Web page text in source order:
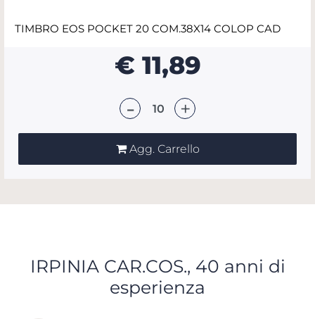
TIMBRO EOS POCKET 20 COM.38X14 COLOP CAD
€ 11,89
Agg. Carrello
IRPINIA CAR.COS., 40 anni di
esperienza
Scopri tutti i servizi che ti abbiamo dedicato